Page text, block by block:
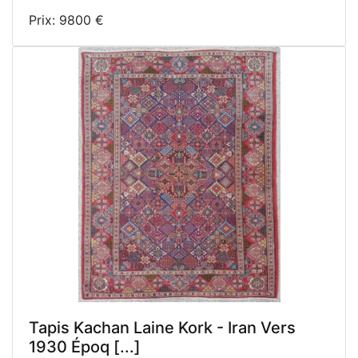
Prix: 9800 €
Tapis Kachan Laine Kork - Iran Vers
1930 Époq [...]